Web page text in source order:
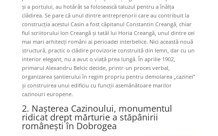
și a portului, au hotărât sa folosească taluzul pentru a înălța
clădirea. Se pare că unul dintre antreprenorii care au contribuit la
construcția acestui Casin a fost căpitanul Constantin Creangă, chiar
fiul scriitorului Ion Creangă și tatăl lui Horia Creangă, unul dintre cei
mai mari arhitecți români ai perioadei interbelice. Nici această nouă
structură, practic o clădire provizorie construită din lemn, dar cu un
interior elegant, nu a avut o viață prea lungă. În aprilie 1902,
primarul Alexandru Belcic decide, printr-un proces verbal,
organizarea șantierului în regim propriu pentru demolarea „cazinei”
și construirea unui edificiu cu funcții asemănătoare marilor
cazinouri europene.
2. Nașterea Cazinoului, monumentul
ridicat drept mărturie a stăpânirii
românești în Dobrogea